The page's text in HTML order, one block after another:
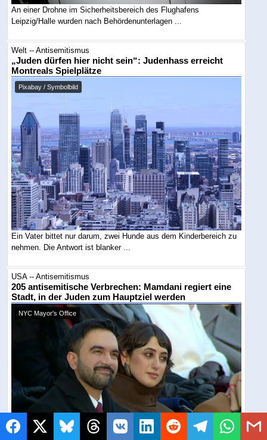
An einer Drohne im Sicherheitsbereich des Flughafens
Leipzig/Halle wurden nach Behördenunterlagen ...
Welt -- Antisemitismus
„Juden dürfen hier nicht sein“: Judenhass erreicht
Montreals Spielplätze
Pixabay / Symbolbild
Ein Vater bittet nur darum, zwei Hunde aus dem Kinderbereich zu
nehmen. Die Antwort ist blanker ...
USA -- Antisemitismus
205 antisemitische Verbrechen: Mamdani regiert eine
Stadt, in der Juden zum Hauptziel werden
NYC Mayor's Office